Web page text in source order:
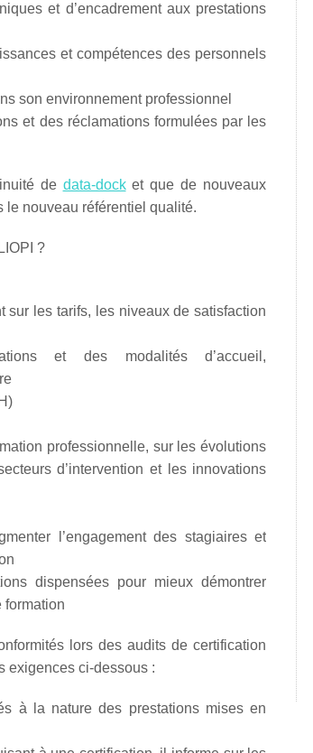
et d’encadrement aux prestations
et compétences des personnels
son environnement professionnel
et des réclamations formulées par les
de data-docket que de nouveaux
le nouveau référentiel qualité.
?
sur les tarifs, les niveaux de satisfaction
et des modalités d’accueil,
professionnelle, sur les évolutions
d’intervention et les innovations
l’engagement des stagiaires et
dispensées pour mieux démontrer
formation
lors des audits de certification
exigences ci-dessous :
à la nature des prestations mises en